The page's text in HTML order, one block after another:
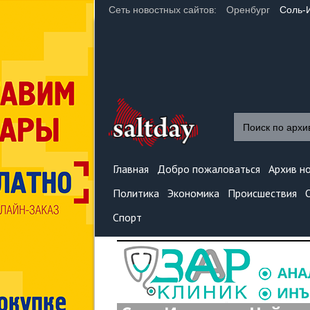
Сеть новостных сайтов: Оренбург Соль-
Главная Добро пожаловаться
Архив
Политика Экономика Происшествия
Спорт